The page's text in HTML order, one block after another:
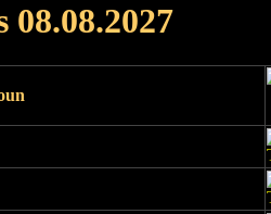
08.08.2027